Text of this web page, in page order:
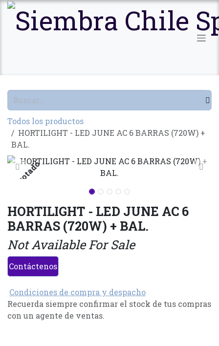
Ir al contenido
Todos los productos
HORTILIGHT - LED JUNE AC 6 BARRAS (720W) +
BAL.
Agotado
HORTILIGHT - LED JUNE AC 6
BARRAS (720W) + BAL.
Not Available For Sale
Contáctenos
Condiciones de compra y despacho
Recuerda siempre confirmar el stock de tus compras
con un agente de ventas.